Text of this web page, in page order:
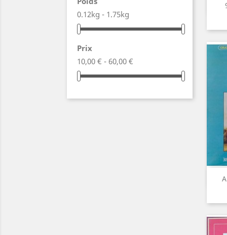
0.12kg - 1.75kg
Prix
10,00 € - 60,00 €